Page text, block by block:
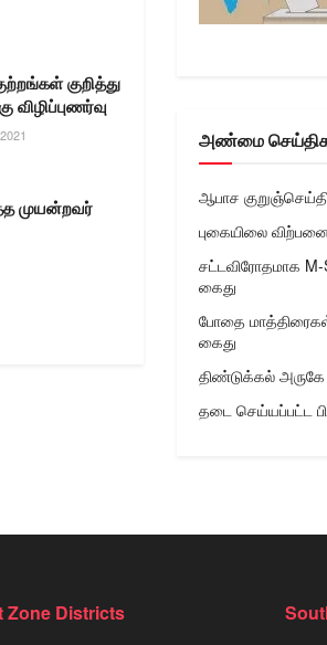
குறித்து
விழிப்புணர்வு
முயன்றவர்
அண்மை
ஆபாச
புகையிலை
சட்டவிரோதமாக
கைது
போதை
கைது
திண்டுக்கல் அருகே
தடை செய்யப்பட்ட
Zone Districts